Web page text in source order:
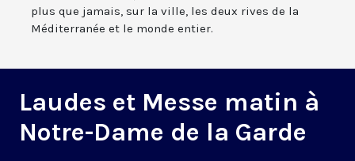
plus que jamais, sur la ville, les deux rives de la
Méditerranée et le monde entier.
Laudes et Messe matin à
Notre-Dame de la Garde